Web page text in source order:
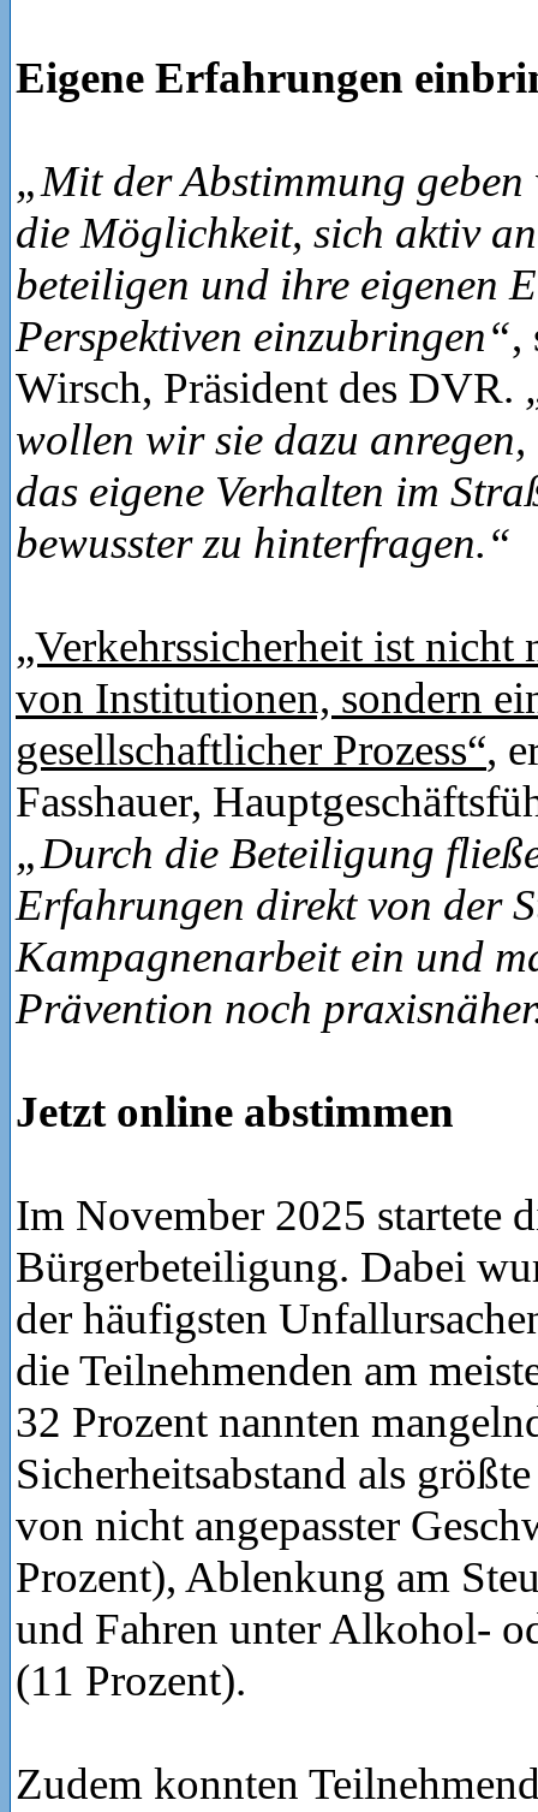
Eigene Erfahrungen
„Mit der Abstimmung
die Möglichkeit, sich aktiv
beteiligen und ihre eigenen
Perspektiven einzubringen“,
Wirsch, Präsident des DVR.
wollen wir sie dazu
das eigene Verhalten im
bewusster zu hinterfragen.“
„Verkehrssicherheit ist nicht
von Institutionen, sondern
gesellschaftlicher Prozess“,
Fasshauer,
„Durch die Beteiligung
Erfahrungen direkt von der
Kampagnenarbeit ein und
Prävention noch
Jetzt online abstimmen
Im November 2025 startete
Bürgerbeteiligung. Dabei
der häufigsten
die Teilnehmenden am
32 Prozent nannten
Sicherheitsabstand als
von nicht angepasster
Prozent), Ablenkung am
und Fahren unter Alkohol-
(11 Prozent).
Zudem konnten